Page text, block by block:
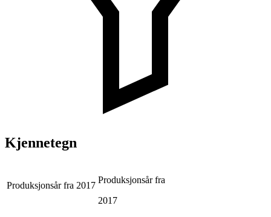
Kjennetegn
Produksjonsår fra 2017
Produksjonsår fra
2017